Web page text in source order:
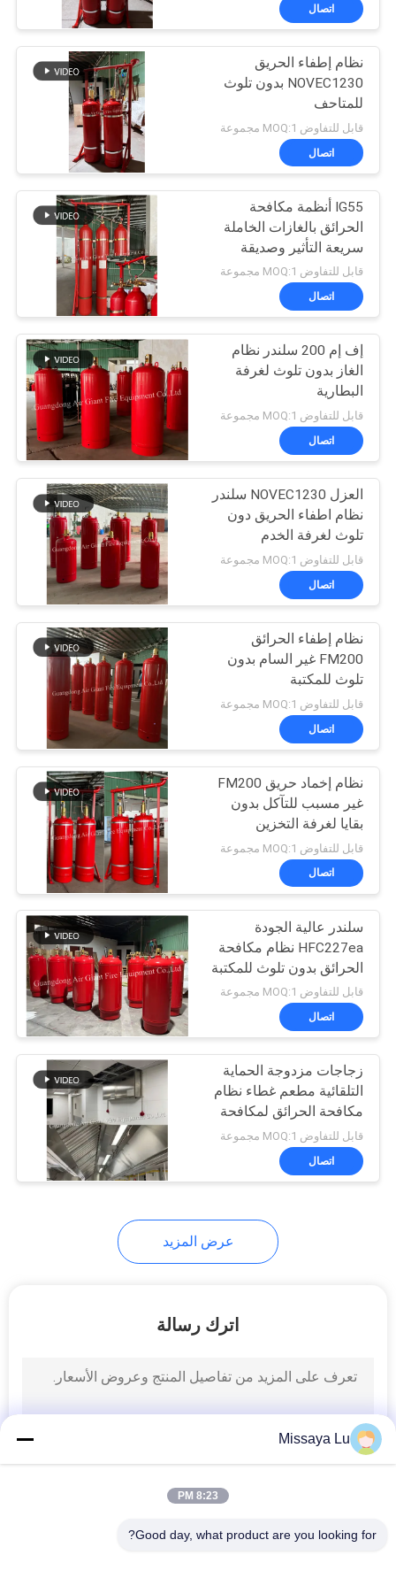
جولة
في
المعمل
رقابة
جودة
تحميل
اطلب
اقتباس
خريطة
الموقع
PRIVACY
POLICY
نظام إخماد حريق الغاز
الخامل
62
نظام مكافحة الحرائق
في المطبخ
47
نظام إخماد حريق
العامل النظيف
5
نظام إخماد حريق ثاني
أكسيد الكربون
19
عامل تنظيف إخماد
الحرائق
9
مطفأة حريق
أوتوماتيكية
18
اسطوانات FM 200
39
اتصال
نظام إطفاء الحريق
NOVEC1230 بدون تلوث
للمتاحف
قابل للتفاوض MOQ:1 مجموعة
اتصال
IG55 أنظمة مكافحة
الحرائق بالغازات الخاملة
سريعة التأثير وصديقة
للبيئة وآمنة
قابل للتفاوض MOQ:1 مجموعة
اتصال
إف إم 200 سلندر نظام
الغاز بدون تلوث لغرفة
البطارية
قابل للتفاوض MOQ:1 مجموعة
اتصال
العزل NOVEC1230 سلندر
نظام اطفاء الحريق دون
تلوث لغرفة الخدم
قابل للتفاوض MOQ:1 مجموعة
اتصال
نظام إطفاء الحرائق
FM200 غير السام بدون
تلوث للمكتبة
قابل للتفاوض MOQ:1 مجموعة
اتصال
نظام إخماد حريق FM200
غير مسبب للتآكل بدون
بقايا لغرفة التخزين
قابل للتفاوض MOQ:1 مجموعة
اتصال
سلندر عالية الجودة
HFC227ea نظام مكافحة
الحرائق بدون تلوث للمكتبة
قابل للتفاوض MOQ:1 مجموعة
اتصال
زجاجات مزدوجة الحماية
التلقائية مطعم غطاء نظام
مكافحة الحرائق لمكافحة
الحرائق في الفنادق
قابل للتفاوض MOQ:1 مجموعة
اتصال
عرض المزيد
اترك رسالة
Missaya Lu
8:23 PM
Good day, what product are you looking for?